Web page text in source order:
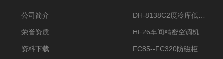
公司简介
荣誉资质
资料下载